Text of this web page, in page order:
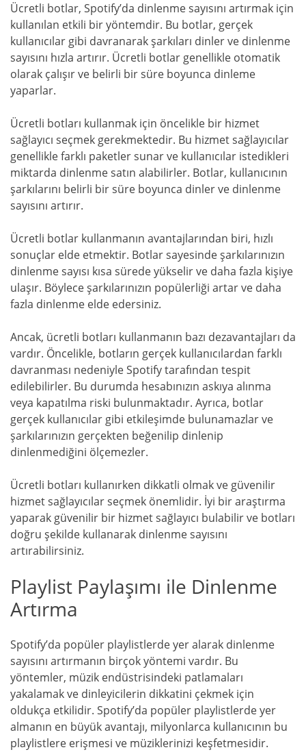
Ücretli botlar, Spotify’da dinlenme sayısını artırmak için
kullanılan etkili bir yöntemdir. Bu botlar, gerçek
kullanıcılar gibi davranarak şarkıları dinler ve dinlenme
sayısını hızla artırır. Ücretli botlar genellikle otomatik
olarak çalışır ve belirli bir süre boyunca dinleme
yaparlar.
Ücretli botları kullanmak için öncelikle bir hizmet
sağlayıcı seçmek gerekmektedir. Bu hizmet sağlayıcılar
genellikle farklı paketler sunar ve kullanıcılar istedikleri
miktarda dinlenme satın alabilirler. Botlar, kullanıcının
şarkılarını belirli bir süre boyunca dinler ve dinlenme
sayısını artırır.
Ücretli botlar kullanmanın avantajlarından biri, hızlı
sonuçlar elde etmektir. Botlar sayesinde şarkılarınızın
dinlenme sayısı kısa sürede yükselir ve daha fazla kişiye
ulaşır. Böylece şarkılarınızın popülerliği artar ve daha
fazla dinlenme elde edersiniz.
Ancak, ücretli botları kullanmanın bazı dezavantajları da
vardır. Öncelikle, botların gerçek kullanıcılardan farklı
davranması nedeniyle Spotify tarafından tespit
edilebilirler. Bu durumda hesabınızın askıya alınma
veya kapatılma riski bulunmaktadır. Ayrıca, botlar
gerçek kullanıcılar gibi etkileşimde bulunamazlar ve
şarkılarınızın gerçekten beğenilip dinlenip
dinlenmediğini ölçemezler.
Ücretli botları kullanırken dikkatli olmak ve güvenilir
hizmet sağlayıcılar seçmek önemlidir. İyi bir araştırma
yaparak güvenilir bir hizmet sağlayıcı bulabilir ve botları
doğru şekilde kullanarak dinlenme sayısını
artırabilirsiniz.
Playlist Paylaşımı ile Dinlenme
Artırma
Spotify’da popüler playlistlerde yer alarak dinlenme
sayısını artırmanın birçok yöntemi vardır. Bu
yöntemler, müzik endüstrisindeki patlamaları
yakalamak ve dinleyicilerin dikkatini çekmek için
oldukça etkilidir. Spotify’da popüler playlistlerde yer
almanın en büyük avantajı, milyonlarca kullanıcının bu
playlistlere erişmesi ve müziklerinizi keşfetmesidir.